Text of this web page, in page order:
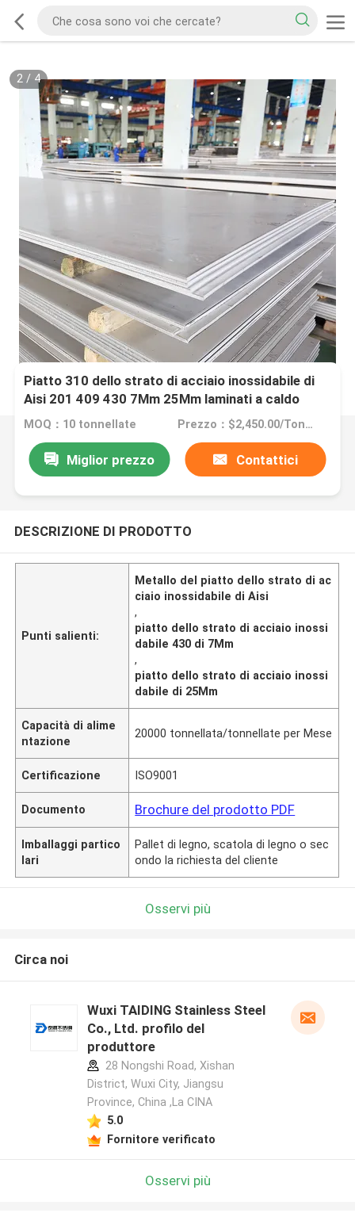
2/ 4
Piatto 310 dello strato di acciaio inossidabile di
Aisi 201 409 430 7Mm 25Mm laminati a caldo
MOQ：10 tonnellate Prezzo：$2,450.00/Tons 10-999 Tons
Miglior prezzo Contattici
DESCRIZIONE DI PRODOTTO
Punti salienti:
Metallo del piatto dello strato di ac
ciaio inossidabile di Aisi
,
piatto dello strato di acciaio inossi
dabile 430 di 7Mm
,
piatto dello strato di acciaio inossi
dabile di 25Mm
Capacità di alime
ntazione
20000 tonnellata/tonnellate per Mese
Certificazione ISO9001
Documento Brochure del prodotto PDF
Imballaggi partico
lari
Pallet di legno, scatola di legno o sec
ondo la richiesta del cliente
Osservi più
Circa noi
Wuxi TAIDING Stainless Steel
Co., Ltd. profilo del
produttore
28 Nongshi Road, Xishan
District, Wuxi City, Jiangsu
Province, China ,La CINA
5.0
Fornitore verificato
Osservi più